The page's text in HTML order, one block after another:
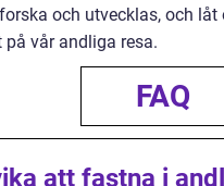
och utvecklas, och
vår andliga resa.
FAQ
att fastna i